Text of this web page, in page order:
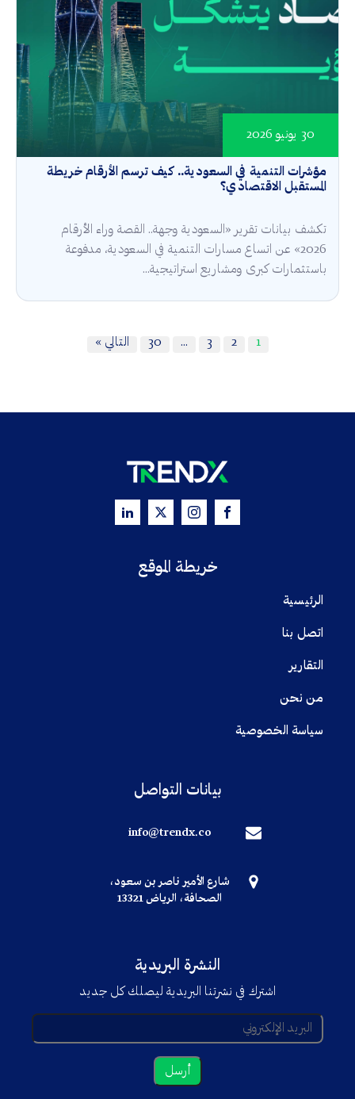
مؤشرات التنمية في السعودية.. كيف ترسم الأرقام خريطة
المستقبل الاقتصادي؟
30 يونيو 2026
تكشف بيانات تقرير «السعودية وجهة.. القصة وراء الأرقام
2026» عن اتساع مسارات التنمية في السعودية، مدفوعة
باستثمارات كبرى ومشاريع استراتيجية...
1
2
3
…
30 التالي »
خريطة الموقع
الرئيسية
اتصل بنا
التقارير
من نحن
سياسة الخصوصية
بيانات التواصل
info@trendx.co
شارع الأمير ناصر بن سعود،
الصحافة، الرياض 13321
النشرة البريدية
اشترك في نشرتنا البريدية ليصلك كل جديد